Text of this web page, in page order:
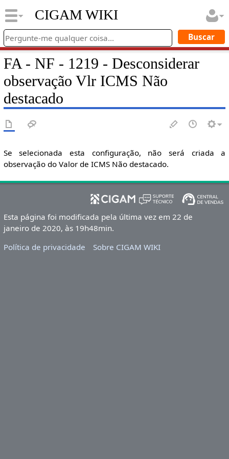
CIGAM WIKI
FA - NF - 1219 - Desconsiderar
observação Vlr ICMS Não
destacado
Se selecionada esta configuração, não será criada a
observação do Valor de ICMS Não destacado.
Esta página foi modificada pela última vez em 22 de
janeiro de 2020, às 19h48min.
Política de privacidade
Sobre CIGAM WIKI